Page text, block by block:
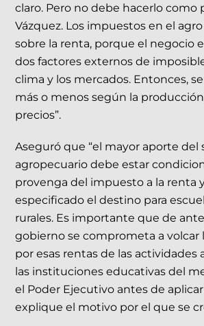
claro. Pero no debe hacerlo como
Vázquez. Los impuestos en el
sobre la renta, porque el negocio
dos factores externos de
clima y los mercados. Entonces,
más o menos según la
precios”.
Aseguró que “el mayor aporte del
agropecuario debe estar
provenga del impuesto a la renta
especificado el destino para
rurales. Es importante que de
gobierno se comprometa a volcar
por esas rentas de las actividades
las instituciones educativas del
el Poder Ejecutivo antes de
explique el motivo por el que se